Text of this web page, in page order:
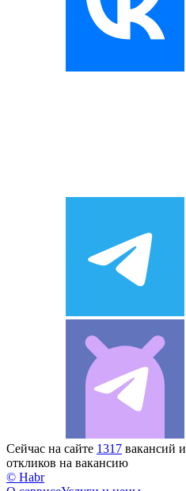
Сейчас на сайте 1317 вакансий и
откликов на вакансию
© Habr